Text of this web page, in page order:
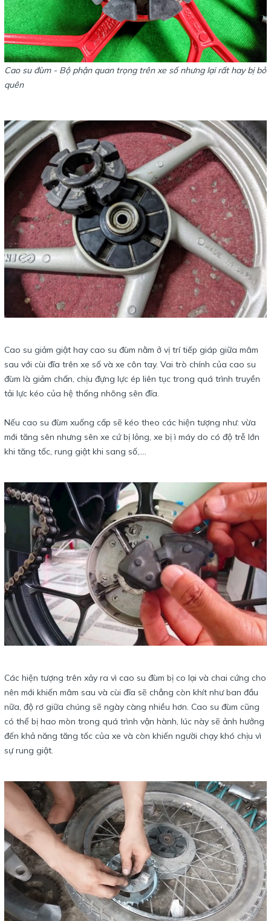
Cao su đùm - Bộ phận quan trọng trên xe số nhưng lại rất hay bị bỏ
quên
Cao su giảm giật hay cao su đùm nằm ở vị trí tiếp giáp giữa mâm
sau với cùi đĩa trên xe số và xe côn tay. Vai trò chính của cao su
đùm là giảm chấn, chịu đựng lực ép liên tục trong quá trình truyền
tải lực kéo của hệ thống nhông sên đĩa.
Nếu cao su đùm xuống cấp sẽ kéo theo các hiện tượng như: vừa
mới tăng sên nhưng sên xe cứ bị lỏng, xe bị ì máy do có độ trễ lớn
khi tăng tốc, rung giật khi sang số,....
Các hiện tượng trên xảy ra vì cao su đùm bị co lại và chai cứng cho
nên mới khiến mâm sau và cùi đĩa sẽ chẳng còn khít như ban đầu
nữa, độ rơ giữa chúng sẽ ngày càng nhiều hơn. Cao su đùm cũng
có thể bị hao mòn trong quá trình vận hành, lúc này sẽ ảnh hưởng
đến khả năng tăng tốc của xe và còn khiến người chạy khó chịu vì
sự rung giật.